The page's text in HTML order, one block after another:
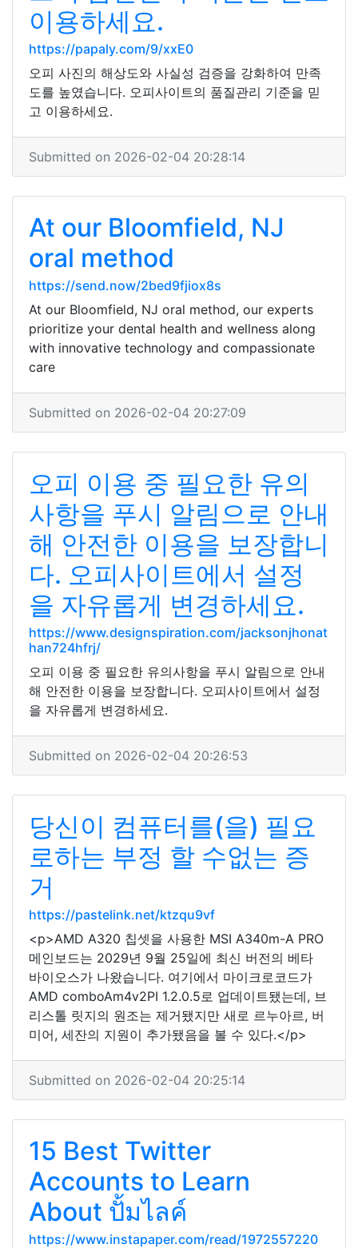
이용하세요.
https://papaly.com/9/xxE0
오피 사진의 해상도와 사실성 검증을 강화하여 만족
도를 높였습니다. 오피사이트의 품질관리 기준을 믿
고 이용하세요.
Submitted on 2026-02-04 20:28:14
At our Bloomfield, NJ
oral method
https://send.now/2bed9fjiox8s
At our Bloomfield, NJ oral method, our experts
prioritize your dental health and wellness along
with innovative technology and compassionate
care
Submitted on 2026-02-04 20:27:09
오피 이용 중 필요한 유의
사항을 푸시 알림으로 안내
해 안전한 이용을 보장합니
다. 오피사이트에서 설정
을 자유롭게 변경하세요.
https://www.designspiration.com/jacksonjhonat
han724hfrj/
오피 이용 중 필요한 유의사항을 푸시 알림으로 안내
해 안전한 이용을 보장합니다. 오피사이트에서 설정
을 자유롭게 변경하세요.
Submitted on 2026-02-04 20:26:53
당신이 컴퓨터를(을) 필요
로하는 부정 할 수없는 증
거
https://pastelink.net/ktzqu9vf
<p>AMD A320 칩셋을 사용한 MSI A340m-A PRO
메인보드는 2029년 9월 25일에 최신 버전의 베타
바이오스가 나왔습니다. 여기에서 마이크로코드가
AMD comboAm4v2PI 1.2.0.5로 업데이트됐는데, 브
리스톨 릿지의 원조는 제거됐지만 새로 르누아르, 버
미어, 세잔의 지원이 추가됐음을 볼 수 있다.</p>
Submitted on 2026-02-04 20:25:14
15 Best Twitter
Accounts to Learn
About ปั้มไลค์
https://www.instapaper.com/read/1972557220